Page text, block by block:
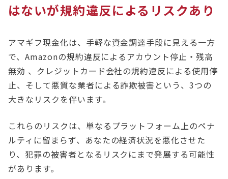
はないが規約違反によるリスクあり
アマギフ現金化は、手軽な資金調達手段に見える一方
で、Amazonの規約違反によるアカウント停止・残高
無効 、クレジットカード会社の規約違反による使用停
止、そして悪質な業者による詐欺被害という、3つの
大きなリスクを伴います。
これらのリスクは、単なるプラットフォーム上のペナ
ルティに留まらず、あなたの経済状況を悪化させた
り、犯罪の被害者となるリスクにまで発展する可能性
があります。